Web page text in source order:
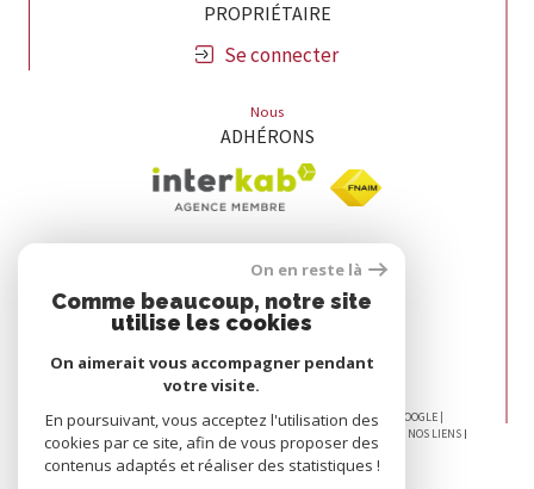
PROPRIÉTAIRE
Se connecter
Nous
ADHÉRONS
© 2026 | TOUS DROITS RÉSERVÉS | TRADUCTION POWERED BY GOOGLE |
NOS HONORAIRES
PLAN DU SITE
NOS LIENS
POLITIQUE RGPD
COOKIES
On en reste là
Comme beaucoup, notre site
utilise les cookies
On aimerait vous accompagner pendant
votre visite.
En poursuivant, vous acceptez l'utilisation des
cookies par ce site, afin de vous proposer des
contenus adaptés et réaliser des statistiques !